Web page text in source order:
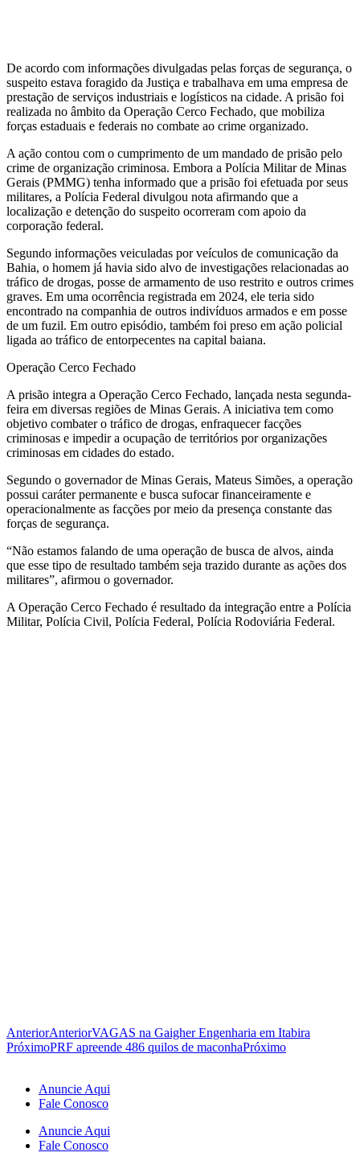
De acordo com informações divulgadas pelas forças de segurança, o
suspeito estava foragido da Justiça e trabalhava em uma empresa de
prestação de serviços industriais e logísticos na cidade. A prisão foi
realizada no âmbito da Operação Cerco Fechado, que mobiliza
forças estaduais e federais no combate ao crime organizado.
A ação contou com o cumprimento de um mandado de prisão pelo
crime de organização criminosa. Embora a Polícia Militar de Minas
Gerais (PMMG) tenha informado que a prisão foi efetuada por seus
militares, a Polícia Federal divulgou nota afirmando que a
localização e detenção do suspeito ocorreram com apoio da
corporação federal.
Segundo informações veiculadas por veículos de comunicação da
Bahia, o homem já havia sido alvo de investigações relacionadas ao
tráfico de drogas, posse de armamento de uso restrito e outros crimes
graves. Em uma ocorrência registrada em 2024, ele teria sido
encontrado na companhia de outros indivíduos armados e em posse
de um fuzil. Em outro episódio, também foi preso em ação policial
ligada ao tráfico de entorpecentes na capital baiana.
Operação Cerco Fechado
A prisão integra a Operação Cerco Fechado, lançada nesta segunda-
feira em diversas regiões de Minas Gerais. A iniciativa tem como
objetivo combater o tráfico de drogas, enfraquecer facções
criminosas e impedir a ocupação de territórios por organizações
criminosas em cidades do estado.
Segundo o governador de Minas Gerais, Mateus Simões, a operação
possui caráter permanente e busca sufocar financeiramente e
operacionalmente as facções por meio da presença constante das
forças de segurança.
“Não estamos falando de uma operação de busca de alvos, ainda
que esse tipo de resultado também seja trazido durante as ações dos
militares”, afirmou o governador.
A Operação Cerco Fechado é resultado da integração entre a Polícia
Militar, Polícia Civil, Polícia Federal, Polícia Rodoviária Federal.
AnteriorAnteriorVAGAS na Gaigher Engenharia em Itabira
PróximoPRF apreende 486 quilos de maconhaPróximo
Anuncie Aqui
Fale Conosco
Anuncie Aqui
Fale Conosco